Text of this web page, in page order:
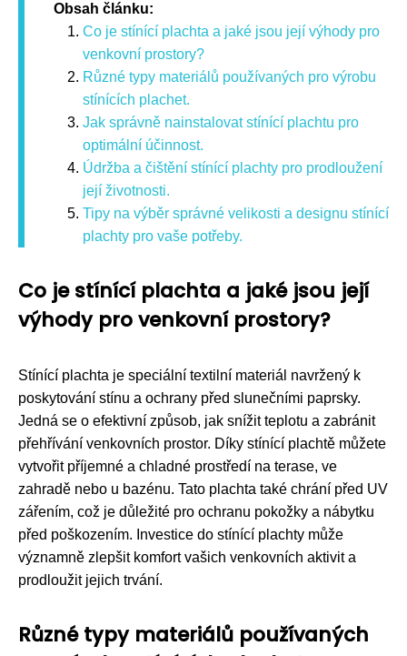
Obsah článku:
Co je stínící plachta a jaké jsou její výhody pro
venkovní prostory?
Různé typy materiálů používaných pro výrobu
stínících plachet.
Jak správně nainstalovat stínící plachtu pro
optimální účinnost.
Údržba a čištění stínící plachty pro prodloužení
její životnosti.
Tipy na výběr správné velikosti a designu stínící
plachty pro vaše potřeby.
Co je stínící plachta a jaké jsou její
výhody pro venkovní prostory?
Stínící plachta je speciální textilní materiál navržený k
poskytování stínu a ochrany před slunečními paprsky.
Jedná se o efektivní způsob, jak snížit teplotu a zabránit
přehřívání venkovních prostor. Díky stínící plachtě můžete
vytvořit příjemné a chladné prostředí na terase, ve
zahradě nebo u bazénu. Tato plachta také chrání před UV
zářením, což je důležité pro ochranu pokožky a nábytku
před poškozením. Investice do stínící plachty může
významně zlepšit komfort vašich venkovních aktivit a
prodloužit jejich trvání.
Různé typy materiálů používaných